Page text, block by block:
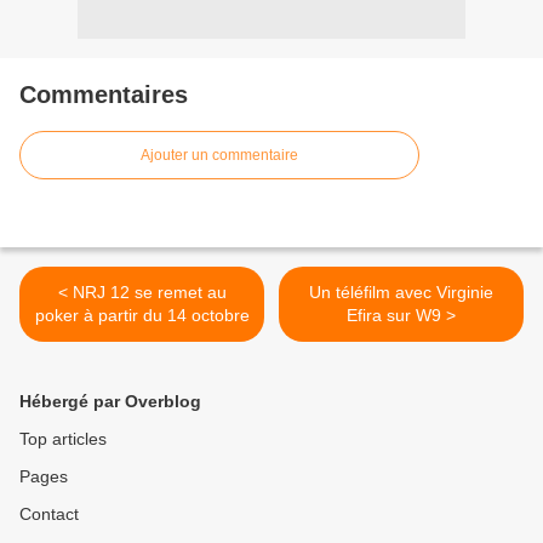
Commentaires
Ajouter un commentaire
< NRJ 12 se remet au
poker à partir du 14 octobre
Un téléfilm avec Virginie
Efira sur W9 >
Hébergé par Overblog
Top articles
Pages
Contact